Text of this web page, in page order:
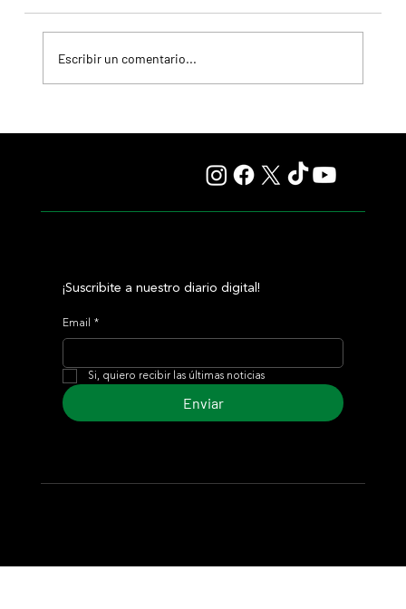
Escribir un comentario...
¡Suscribite a nuestro diario digital!
Email *
Si, quiero recibir las últimas noticias
Enviar